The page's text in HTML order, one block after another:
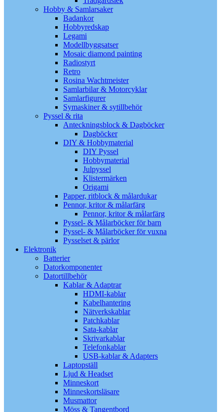
Hobby & Samlarsaker
Badankor
Hobbyredskap
Legami
Modellbyggsatser
Mosaic diamond painting
Radiostyrt
Retro
Rosina Wachtmeister
Samlarbilar & Motorcyklar
Samlarfigurer
Symaskiner & sytillbehör
Pyssel & rita
Anteckningsblock & Dagböcker
Dagböcker
DIY & Hobbymaterial
DIY Pyssel
Hobbymaterial
Julpyssel
Klistermärken
Origami
Papper, ritblock & målardukar
Pennor, kritor & målarfärg
Pennor, kritor & målarfärg
Pyssel- & Målarböcker för barn
Pyssel- & Målarböcker för vuxna
Pysselset & pärlor
Elektronik
Batterier
Datorkomponenter
Datortillbehör
Kablar & Adaptrar
HDMI-kablar
Kabelhantering
Nätverkskablar
Patchkablar
Sata-kablar
Skrivarkablar
Telefonkablar
USB-kablar & Adapters
Laptopställ
Ljud & Headset
Minneskort
Minneskortsläsare
Musmattor
Möss & Tangentbord